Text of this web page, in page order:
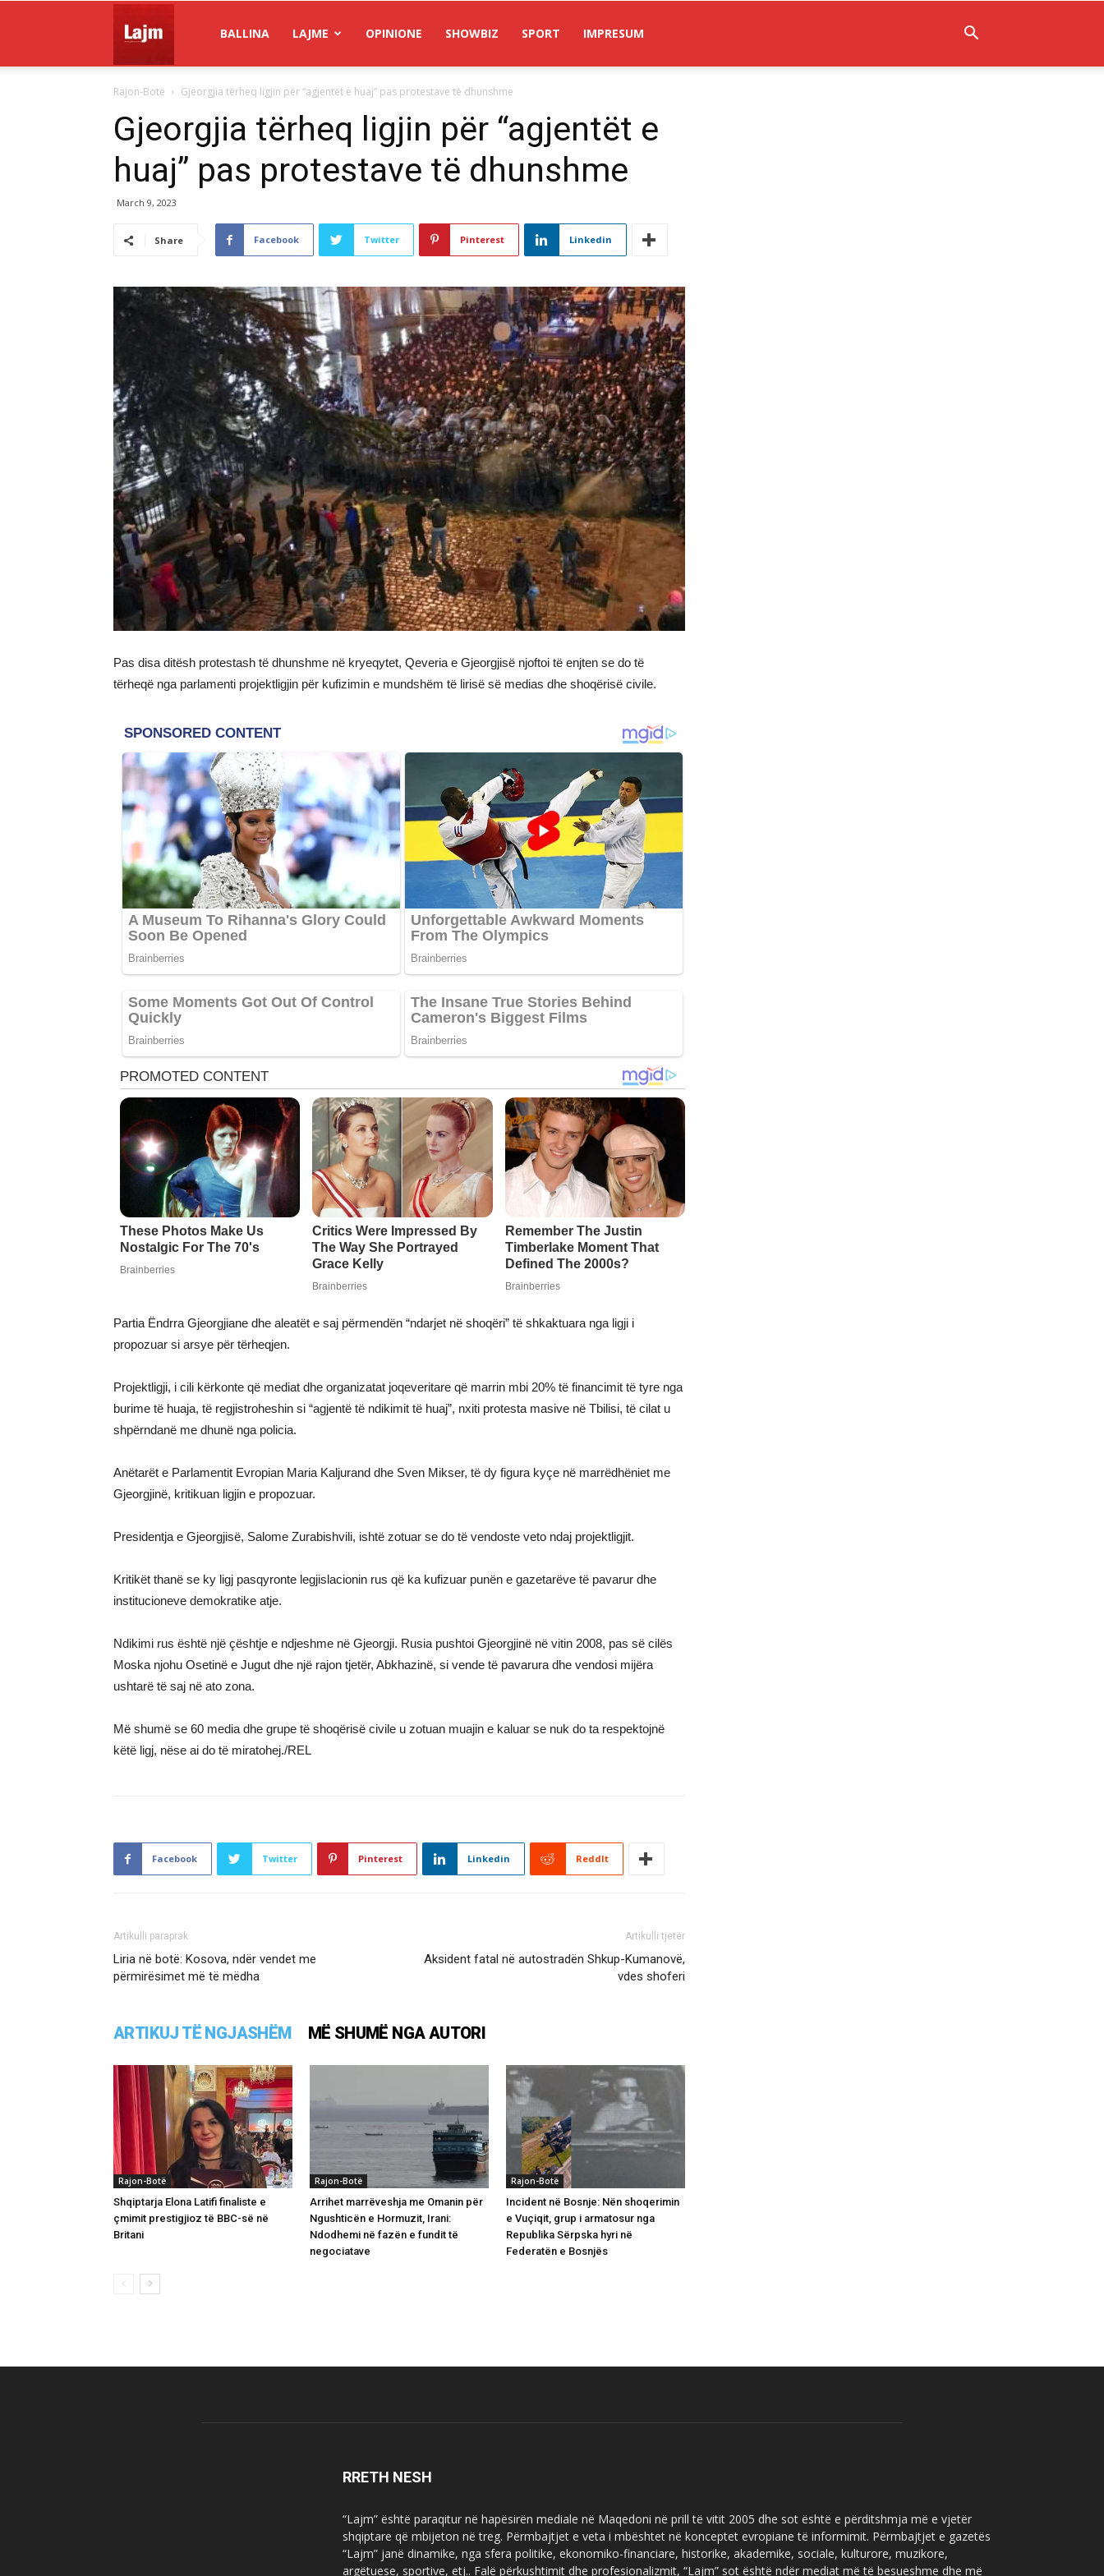
Lajm
BALLINA LAJME OPINIONE SHOWBIZ SPORT IMPRESUM
Rajon-Botë Gjeorgjia tërheq ligjin për “agjentët e huaj” pas protestave të dhunshme
Gjeorgjia tërheq ligjin për “agjentët e
huaj” pas protestave të dhunshme
March 9, 2023
Share Facebook Twitter Pinterest Linkedin
Pas disa ditësh protestash të dhunshme në kryeqytet, Qeveria e Gjeorgjisë njoftoi të enjten se do të
tërheqë nga parlamenti projektligjin për kufizimin e mundshëm të lirisë së medias dhe shoqërisë civile.
Partia Ëndrra Gjeorgjiane dhe aleatët e saj përmendën “ndarjet në shoqëri” të shkaktuara nga ligji i
propozuar si arsye për tërheqjen.
Projektligji, i cili kërkonte që mediat dhe organizatat joqeveritare që marrin mbi 20% të financimit të tyre nga
burime të huaja, të regjistroheshin si “agjentë të ndikimit të huaj”, nxiti protesta masive në Tbilisi, të cilat u
shpërndanë me dhunë nga policia.
Anëtarët e Parlamentit Evropian Maria Kaljurand dhe Sven Mikser, të dy figura kyçe në marrëdhëniet me
Gjeorgjinë, kritikuan ligjin e propozuar.
Presidentja e Gjeorgjisë, Salome Zurabishvili, ishtë zotuar se do të vendoste veto ndaj projektligjit.
Kritikët thanë se ky ligj pasqyronte legjislacionin rus që ka kufizuar punën e gazetarëve të pavarur dhe
institucioneve demokratike atje.
Ndikimi rus është një çështje e ndjeshme në Gjeorgji. Rusia pushtoi Gjeorgjinë në vitin 2008, pas së cilës
Moska njohu Osetinë e Jugut dhe një rajon tjetër, Abkhazinë, si vende të pavarura dhe vendosi mijëra
ushtarë të saj në ato zona.
Më shumë se 60 media dhe grupe të shoqërisë civile u zotuan muajin e kaluar se nuk do ta respektojnë
këtë ligj, nëse ai do të miratohej./REL
Facebook Twitter Pinterest Linkedin ReddIt
Artikulli paraprak
Liria në botë: Kosova, ndër vendet me
përmirësimet më të mëdha
Artikulli tjetër
Aksident fatal në autostradën Shkup-Kumanovë,
vdes shoferi
ARTIKUJ TË NGJASHËM MË SHUMË NGA AUTORI
Rajon-Botë
Shqiptarja Elona Latifi finaliste e
çmimit prestigjioz të BBC-së në
Britani
Rajon-Botë
Arrihet marrëveshja me Omanin për
Ngushticën e Hormuzit, Irani:
Ndodhemi në fazën e fundit të
negociatave
Rajon-Botë
Incident në Bosnje: Nën shoqerimin
e Vuçiqit, grup i armatosur nga
Republika Sërpska hyri në
Federatën e Bosnjës
RRETH NESH
“Lajm” është paraqitur në hapësirën mediale në Maqedoni në prill të vitit 2005 dhe sot është e përditshmja më e vjetër
shqiptare që mbijeton në treg. Përmbajtjet e veta i mbështet në konceptet evropiane të informimit. Përmbajtjet e gazetës
“Lajm” janë dinamike, nga sfera politike, ekonomiko-financiare, historike, akademike, sociale, kulturore, muzikore,
argëtuese, sportive, etj.. Falë përkushtimit dhe profesionalizmit, “Lajm” sot është ndër mediat më të besueshme dhe më